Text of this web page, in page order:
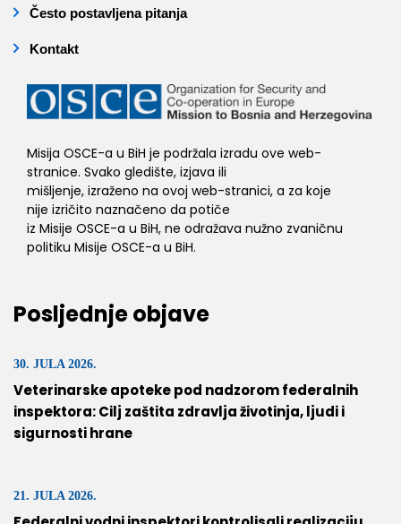
Često postavljena pitanja
Kontakt
Misija OSCE-a u BiH je podržala izradu ove web-
stranice. Svako gledište, izjava ili
mišljenje, izraženo na ovoj web-stranici, a za koje
nije izričito naznačeno da potiče
iz Misije OSCE-a u BiH, ne odražava nužno zvaničnu
politiku Misije OSCE-a u BiH.
Posljednje objave
30. JULA 2026.
Veterinarske apoteke pod nadzorom federalnih
inspektora: Cilj zaštita zdravlja životinja, ljudi i
sigurnosti hrane
21. JULA 2026.